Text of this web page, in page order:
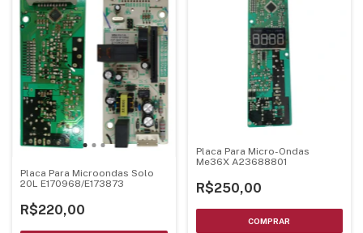
Placa Para Microondas Solo
20L E170968/E173873
R$220,00
Placa Para Micro-Ondas
Me36X A23688801
R$250,00